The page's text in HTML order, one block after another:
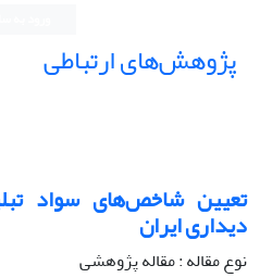
پژوهش‌های ارتباطی
تعیین شاخص‌های سواد
دیداری ایران
نوع مقاله : مقاله پژوهشی